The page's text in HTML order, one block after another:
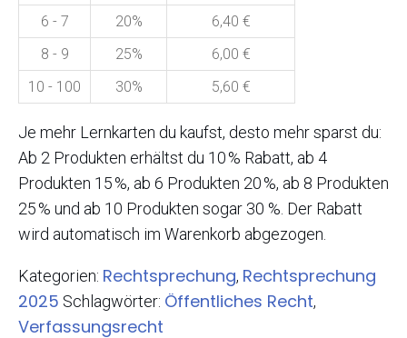
6 - 7
20% 6,40 €
8 - 9
25% 6,00 €
10 - 100
30% 5,60 €
Je mehr Lernkarten du kaufst, desto mehr sparst du:
Ab 2 Produkten erhältst du 10 % Rabatt, ab 4
Produkten 15 %, ab 6 Produkten 20 %, ab 8 Produkten
25 % und ab 10 Produkten sogar 30 %. Der Rabatt
wird automatisch im Warenkorb abgezogen.
Kategorien: Rechtsprechung, Rechtsprechung
2025 Schlagwörter: Öffentliches Recht,
Verfassungsrecht